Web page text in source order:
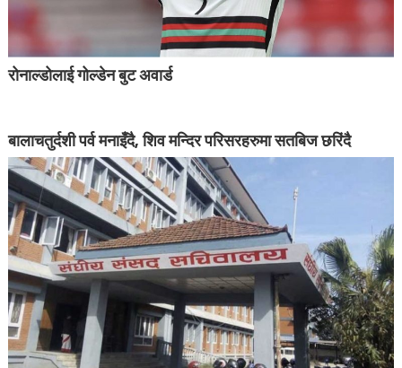
रोनाल्डोलाई गोल्डेन बुट अवार्ड
बालाचतुर्दशी पर्व मनाइँदै, शिव मन्दिर परिसरहरुमा सतबिज छरिंदै